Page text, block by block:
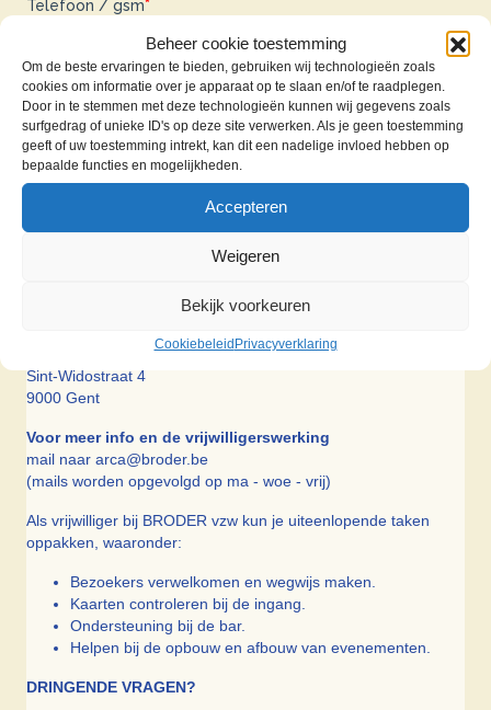
Beheer cookie toestemming
Om de beste ervaringen te bieden, gebruiken wij technologieën zoals
cookies om informatie over je apparaat op te slaan en/of te raadplegen.
Door in te stemmen met deze technologieën kunnen wij gegevens zoals
surfgedrag of unieke ID's op deze site verwerken. Als je geen toestemming
geeft of uw toestemming intrekt, kan dit een nadelige invloed hebben op
bepaalde functies en mogelijkheden.
Accepteren
Weigeren
Bekijk voorkeuren
CookiebeleidPrivacyverklaring
EEN INITIATIEF VANBRODER
Sint-Widostraat 4
9000 Gent
Voor meer info en de vrijwilligerswerking
mail naar arca@broder.be
(mails worden opgevolgd op ma - woe - vrij)
Als vrijwilliger bij BRODER vzw kun je uiteenlopende taken
oppakken, waaronder:
Bezoekers verwelkomen en wegwijs maken.
Kaarten controleren bij de ingang.
Ondersteuning bij de bar.
Helpen bij de opbouw en afbouw van evenementen.
DRINGENDE VRAGEN?